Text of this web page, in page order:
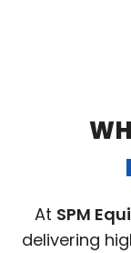
At SPM
delivering